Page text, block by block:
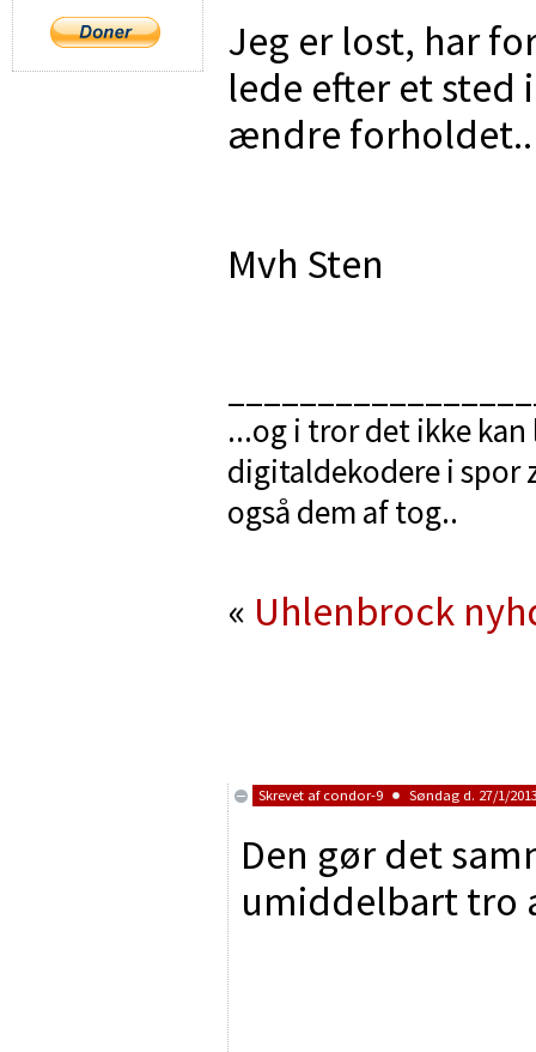
Jeg er lost, har
lede efter et
ændre forholdet..
Mvh Sten
...og i tror det ikke
digitaldekodere i spor
også dem af tog..
« Uhlenbrock
Skrevet af condor-9 Søndag d. 27/1/
Den gør det
umiddelbart tro